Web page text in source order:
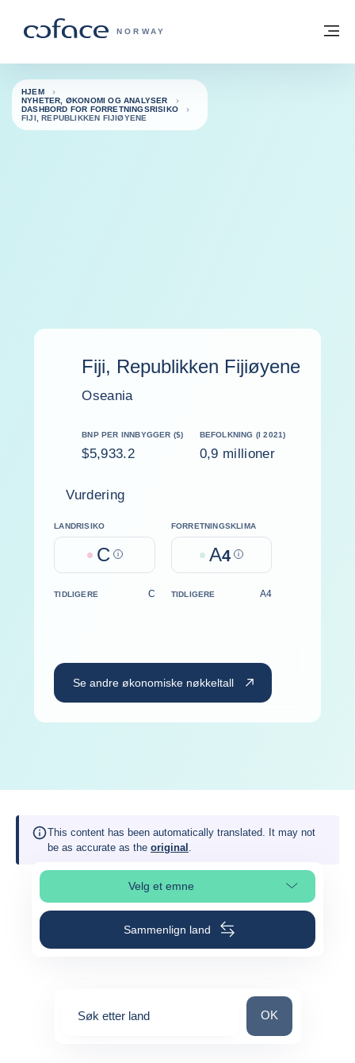
COFACE FOR TRADE - HJEMMESIDE
NORWAY
Tilbake til hjemmesiden
HJEM
NYHETER, ØKONOMI OG ANALYSER
DASHBORD FOR FORRETNINGSRISIKO
FIJI, REPUBLIKKEN FIJIØYENE
Fiji, Republikken Fijiøyene
Oseania
BNP PER INNBYGGER ($)
$5,933.2
BEFOLKNING (I 2021)
0,9 millioner
Vurdering
LANDRISIKO
C Help
FORRETNINGSKLIMA
A4 Help
TIDLIGERE C TIDLIGERE A4
Se andre økonomiske nøkkeltall
This content has been automatically translated. It may not
be as accurate as the original .
Velg et emneVelg avsnitt på siden
Sammenlign land
Søk etter land Søk etter land
OK